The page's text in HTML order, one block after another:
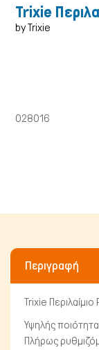
Trixie
by Trixie
028016
Περιγραφή
Trixie
Υψηλής
Πλήρως